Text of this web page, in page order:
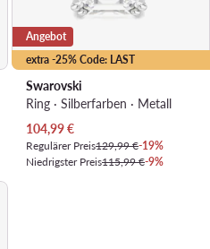
extra -25% Code: LAST
Angebot
Swarovski
Ring · Silberfarben · Metall
Aktueller Preis
104,99€
Regulärer Preis129,99 €-19%
Niedrigster Preis115,99 €-9%